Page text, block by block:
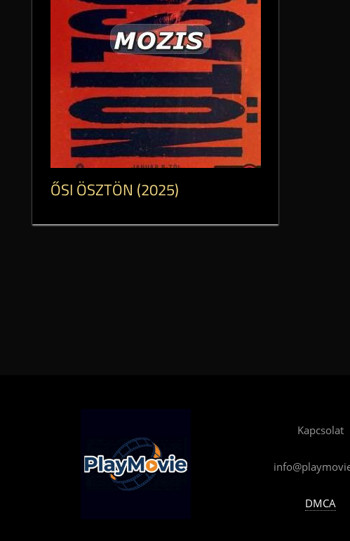
ŐSI ÖSZTÖN (2025)
Kapcsolat
DMCA